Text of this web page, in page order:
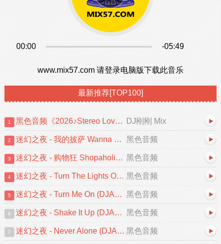
00:00 -05:49
www.mix57.com 请登录电脑版下载此音乐
最新推荐[TOP100]
1 黑色音频《2026♪Stereo Love♡忘情冷雨夜♪中文跳舞大碟V2》DJ刚刚 Mix DJ刚刚 Mix
2 迷幻之夜 - 我的披萨 Wanna Be A Star (DJAX FunkyHouse 2026 Remix) 黑色音频
3 迷幻之夜 - 购物狂 Shopaholic (DJAX FunkyHouse Mix 2026) 黑色音频
4 迷幻之夜 - Turn The Lights Off (DJAX FunkyHouse 2026 Remix) 黑色音频
5 迷幻之夜 - Turn Me On (DJAX FunkyHouse Mix 2026) 黑色音频
6 迷幻之夜 - Shake It Up (DJAX FunkyHouse Mix 2026) 黑色音频
7 迷幻之夜 - Never Alone (DJAX FunkyHouse Mix 2026) 黑色音频